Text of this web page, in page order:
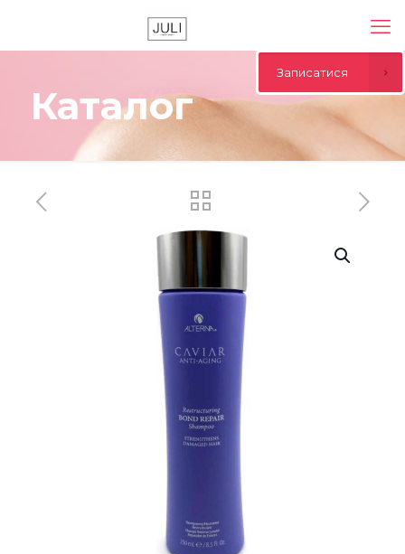
Каталог
Записатися